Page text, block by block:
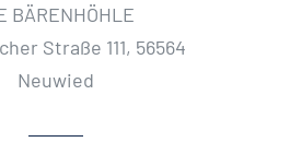
BÄRENHÖHLE
Straße 111, 56564
Neuwied